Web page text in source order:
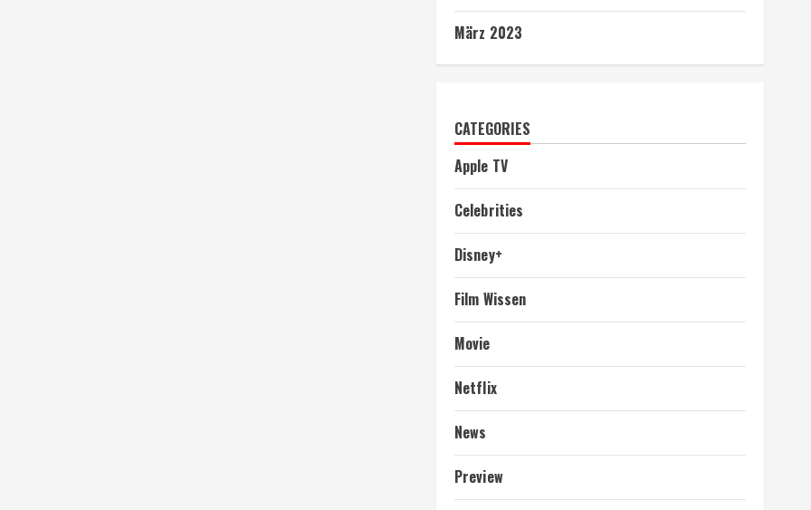
März 2023
CATEGORIES
Apple TV
Celebrities
Disney+
Film Wissen
Movie
Netflix
News
Preview